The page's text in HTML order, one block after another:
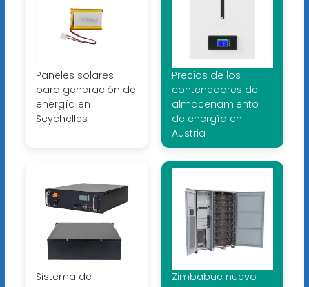
Paneles solares
para generación de
energía en
Seychelles
Precios de los
contenedores de
almacenamiento
de energía en
Austria
Sistema de
Zimbabue nuevo